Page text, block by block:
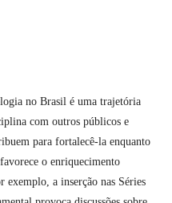
no Brasil é uma trajetória
com outros públicos e
para fortalecê-la enquanto
o enriquecimento
exemplo, a inserção nas Séries